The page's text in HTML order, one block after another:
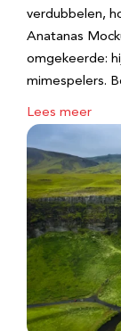
verdubbelen,
Anatanas
omgekeerde:
mimespelers.
Lees meer